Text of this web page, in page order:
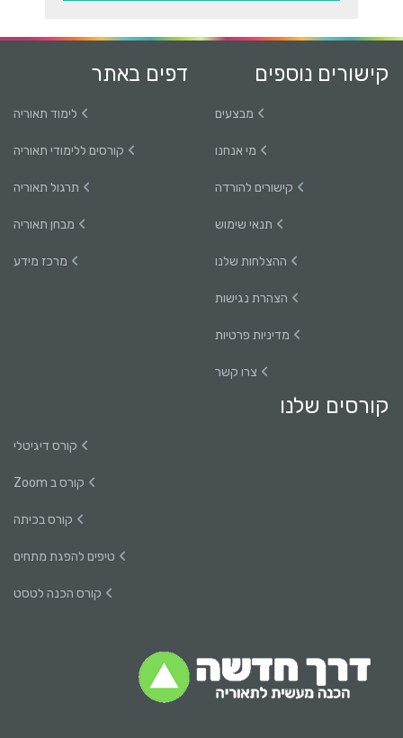
קישורים נוספים
מבצעים
מי אנחנו
קישורים להורדה
תנאי שימוש
ההצלחות שלנו
הצהרת נגישות
מדיניות פרטיות
צרו קשר
דפים באתר
לימוד תאוריה
קורסים ללימודי תאוריה
תרגול תאוריה
מבחן תאוריה
מרכז מידע
קורסים שלנו
קורס דיגיטלי
קורס ב Zoom
קורס בכיתה
טיפים להפגת מתחים
קורס הכנה לטסט